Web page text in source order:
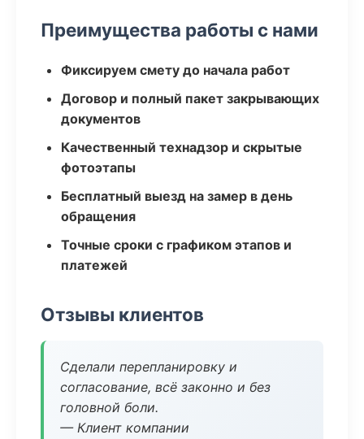
Преимущества работы с нами
Фиксируем смету до начала работ
Договор и полный пакет закрывающих
документов
Качественный технадзор и скрытые
фотоэтапы
Бесплатный выезд на замер в день
обращения
Точные сроки с графиком этапов и
платежей
Отзывы клиентов
Сделали перепланировку и
согласование, всё законно и без
головной боли.
— Клиент компании